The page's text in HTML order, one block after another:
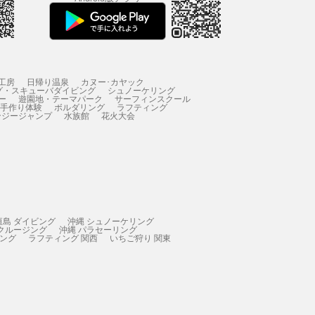
房 日帰り温泉 カヌー･カヤック
・スキューバダイビング シュノーケリング
遊園地・テーマパーク サーフィンスクール
作り体験 ボルダリング ラフティング
ージャンプ 水族館 花火大会
島 ダイビング 沖縄 シュノーケリング
ルージング 沖縄 パラセーリング
グ ラフティング 関西 いちご狩り 関東